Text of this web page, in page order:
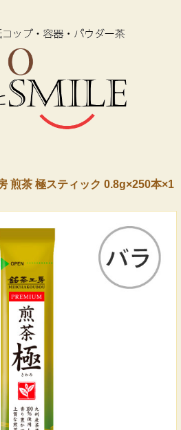
煎茶 極スティック 0.8g×250本×1